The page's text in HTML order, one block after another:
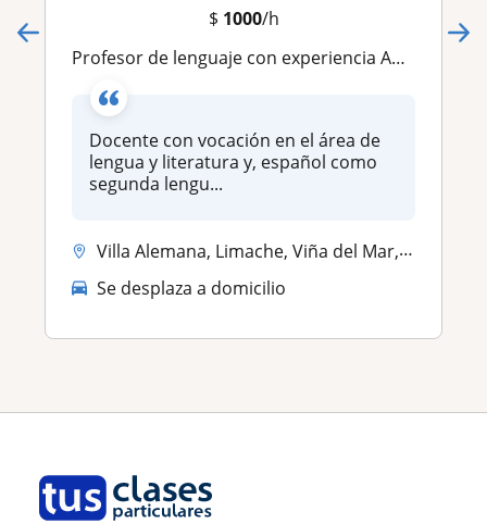
$ 1000/h
Profesor de lenguaje con experiencia APTUS
Docente con vocación en el área de
lengua y literatura y, español como
segunda lengu...
Villa Alemana, Limache, Viña del Mar, Valparaíso ciudad, Quilpue
Se desplaza a domicilio